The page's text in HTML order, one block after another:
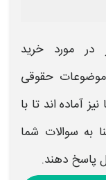
در مورد
خرید
موضوعات حقوقی
آماده اند تا با
به سوالات شما
پاسخ دهند.